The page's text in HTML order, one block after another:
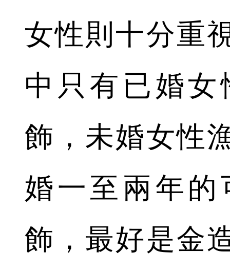
女性則十分重
中只有已婚
飾，未婚女性
婚一至兩年
飾，最好是金